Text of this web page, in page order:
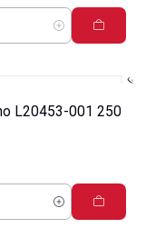
L20453-001 250